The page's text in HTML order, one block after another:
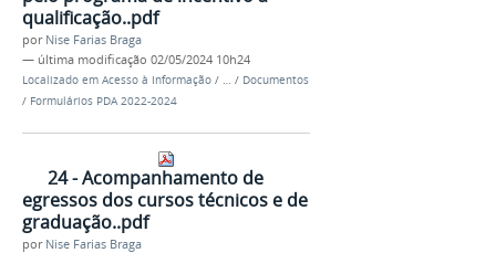
qualificação..pdf
por Nise Farias Braga
— última modificação 02/05/2024 10h24
Localizado em Acesso à Informação / … / Documentos
/ Formulários PDA 2022-2024
24 - Acompanhamento de
egressos dos cursos técnicos e de
graduação..pdf
por Nise Farias Braga